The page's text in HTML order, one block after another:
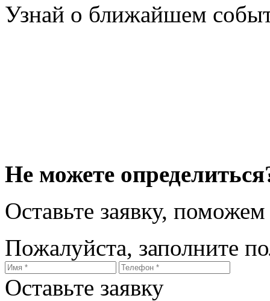
Узнай о ближайшем
Не можете
Оставьте заявку,
Пожалуйста, заполните
Оставьте заявку